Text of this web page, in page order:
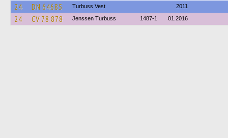
24 DN 64685 Turbuss Vest 2011
24 CV 78 878 Jenssen Turbuss 1487-1 01.2016